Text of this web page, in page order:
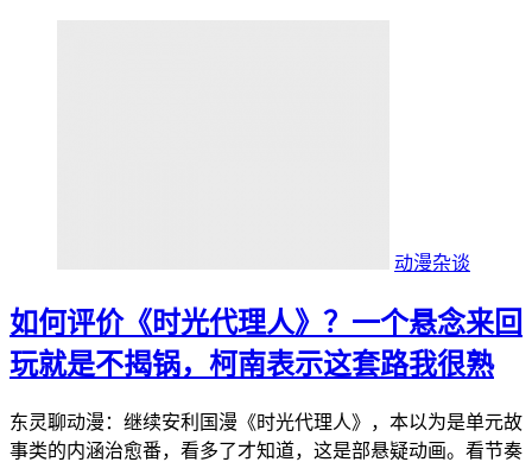
动漫杂谈
如何评价《时光代理人》？一个悬念来回
玩就是不揭锅，柯南表示这套路我很熟
东灵聊动漫：继续安利国漫《时光代理人》，本以为是单元故
事类的内涵治愈番，看多了才知道，这是部悬疑动画。看节奏